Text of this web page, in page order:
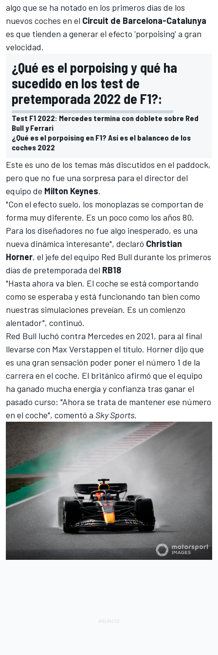
algo que se ha notado en los primeros días de los
nuevos coches en el Circuit de Barcelona-Catalunya
es que tienden a generar el efecto 'porpoising' a gran
velocidad.
¿Qué es el porpoising y qué ha
sucedido en los test de
pretemporada 2022 de F1?:
Test F1 2022: Mercedes termina con doblete sobre Red
Bull y Ferrari
¿Qué es el porpoising en F1? Así es el balanceo de los
coches 2022
Este es uno de los temas más discutidos en el paddock,
pero que no fue una sorpresa para el director del
equipo de Milton Keynes.
"Con el efecto suelo, los monoplazas se comportan de
forma muy diferente. Es un poco como los años 80.
Para los diseñadores no fue algo inesperado, es una
nueva dinámica interesante", declaró Christian
Horner, el jefe del equipo Red Bull durante los primeros
días de pretemporada del RB18
"Hasta ahora va bien. El coche se está comportando
como se esperaba y está funcionando tan bien como
nuestras simulaciones preveían. Es un comienzo
alentador", continuó.
Red Bull luchó contra Mercedes en 2021, para al final
llevarse con Max Verstappen el título. Horner dijo que
es una gran sensación poder poner el número 1 de la
carrera en el coche. El británico afirmó que el equipo
ha ganado mucha energía y confianza tras ganar el
pasado curso: "Ahora se trata de mantener ese número
en el coche", comentó a Sky Sports.